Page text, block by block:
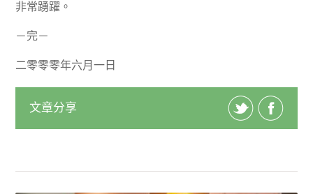
非常踴躍。
－完－
二零零零年六月一日
文章分享